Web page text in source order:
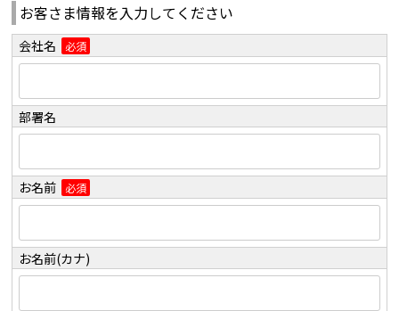
お客さま情報を入力してください
会社名 必須
部署名
お名前 必須
お名前(カナ)